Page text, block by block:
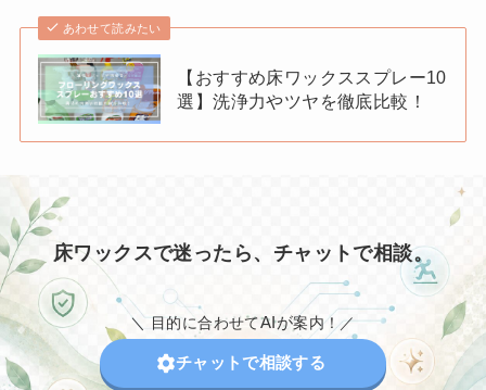
あわせて読みたい
【おすすめ床ワックススプレー10
選】洗浄力やツヤを徹底比較！
床ワックスで迷ったら、チャットで相談。
＼ 目的に合わせてAIが案内！／
チャットで相談する